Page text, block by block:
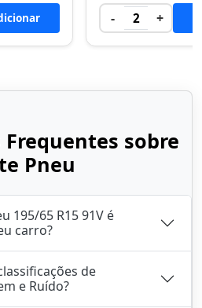
- 2 +
sobre
Pneu
195/65 R15 91V é
carro?
de
e Ruído?